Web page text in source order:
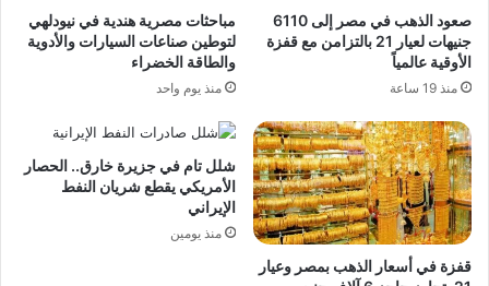
صعود الذهب في مصر إلى 6110
جنيهات لعيار 21 بالتزامن مع قفزة
الأوقية عالمياً
منذ 19 ساعة
مباحثات مصرية هندية في نيودلهي
لتوطين صناعات السيارات والأدوية
والطاقة الخضراء
منذ يوم واحد
قفزة في أسعار الذهب بمصر وعيار
شلل تام في جزيرة خارق.. الحصار
الأمريكي يقطع شريان النفط
الإيراني
منذ يومين